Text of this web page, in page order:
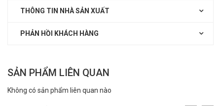
THÔNG TIN NHÀ SẢN XUẤT
PHẢN HỒI KHÁCH HÀNG
SẢN PHẨM LIÊN QUAN
Không có sản phẩm liên quan nào